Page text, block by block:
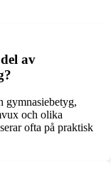
av
gymnasiebetyg,
och olika
ofta på praktisk